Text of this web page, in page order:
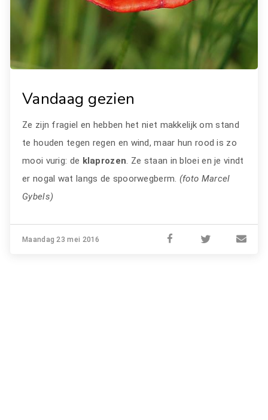
Vandaag gezien
Ze zijn fragiel en hebben het niet makkelijk om stand
te houden tegen regen en wind, maar hun rood is zo
mooi vurig: de klaprozen. Ze staan in bloei en je vindt
er nogal wat langs de spoorwegberm. (foto Marcel
Gybels)
Maandag 23 mei 2016